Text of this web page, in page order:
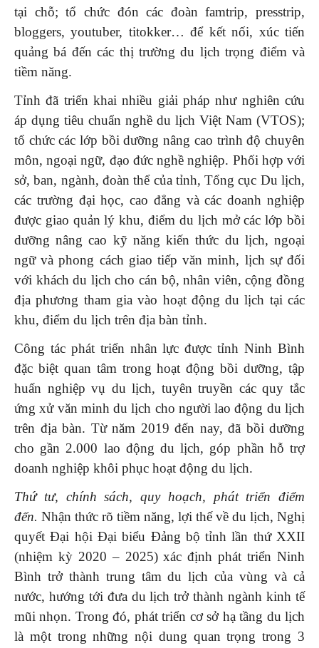
tại chỗ; tổ chức đón các đoàn famtrip, presstrip,
bloggers, youtuber, titokker… để kết nối, xúc tiến
quảng bá đến các thị trường du lịch trọng điểm và
tiềm năng.
Tỉnh đã triển khai nhiều giải pháp như nghiên cứu
áp dụng tiêu chuẩn nghề du lịch Việt Nam (VTOS);
tổ chức các lớp bồi dưỡng nâng cao trình độ chuyên
môn, ngoại ngữ, đạo đức nghề nghiệp. Phối hợp với
sở, ban, ngành, đoàn thể của tỉnh, Tổng cục Du lịch,
các trường đại học, cao đẳng và các doanh nghiệp
được giao quản lý khu, điểm du lịch mở các lớp bồi
dưỡng nâng cao kỹ năng kiến thức du lịch, ngoại
ngữ và phong cách giao tiếp văn minh, lịch sự đối
với khách du lịch cho cán bộ, nhân viên, cộng đồng
địa phương tham gia vào hoạt động du lịch tại các
khu, điểm du lịch trên địa bàn tỉnh.
Công tác phát triển nhân lực được tỉnh Ninh Bình
đặc biệt quan tâm trong hoạt động bồi dưỡng, tập
huấn nghiệp vụ du lịch, tuyên truyền các quy tắc
ứng xử văn minh du lịch cho người lao động du lịch
trên địa bàn. Từ năm 2019 đến nay, đã bồi dưỡng
cho gần 2.000 lao động du lịch, góp phần hỗ trợ
doanh nghiệp khôi phục hoạt động du lịch.
Thứ tư, chính sách, quy hoạch, phát triển điểm
đến. Nhận thức rõ tiềm năng, lợi thế về du lịch, Nghị
quyết Đại hội Đại biểu Đảng bộ tỉnh lần thứ XXII
(nhiệm kỳ 2020 – 2025) xác định phát triển Ninh
Bình trở thành trung tâm du lịch của vùng và cả
nước, hướng tới đưa du lịch trở thành ngành kinh tế
mũi nhọn. Trong đó, phát triển cơ sở hạ tầng du lịch
là một trong những nội dung quan trọng trong 3